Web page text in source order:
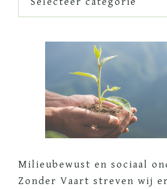
Koken?
Vaart
eindeloos
;)
Milieubewust en sociaal
Zonder Vaart streven wij